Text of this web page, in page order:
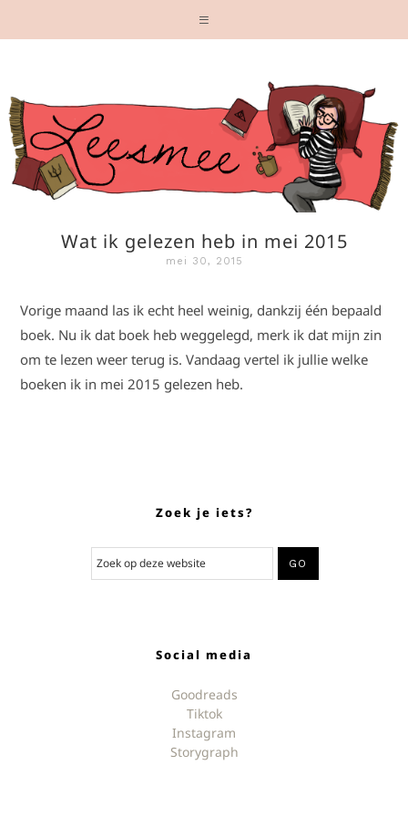
Wat ik gelezen heb in mei 2015
mei 30, 2015
Vorige maand las ik echt heel weinig, dankzij één bepaald
boek. Nu ik dat boek heb weggelegd, merk ik dat mijn zin
om te lezen weer terug is. Vandaag vertel ik jullie welke
boeken ik in mei 2015 gelezen heb.
Zoek je iets?
Social media
Goodreads
Tiktok
Instagram
Storygraph